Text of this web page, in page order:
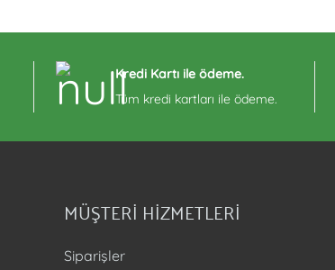
Kredi Kartı ile ödeme.
Tüm kredi kartları ile ödeme.
MÜŞTERİ HİZMETLERİ
Siparişler